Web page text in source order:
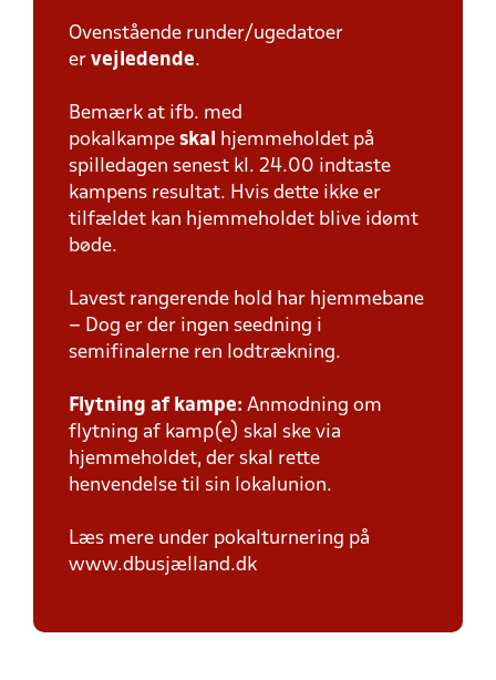
Ovenstående runder/ugedatoer
er vejledende.
Bemærk at ifb. med
pokalkampe skal
hjemmeholdet på
spilledagen senest kl. 24.00 indtaste
kampens resultat. Hvis dette ikke er
tilfældet kan hjemmeholdet blive idømt
bøde.
Lavest rangerende hold har hjemmebane
– Dog er der ingen seedning i
semifinalerne ren lodtrækning.
Flytning af kampe: Anmodning om
flytning af kamp(e) skal ske via
hjemmeholdet, der skal rette
henvendelse til sin lokalunion.
Læs mere under pokalturnering på
www.dbusjælland.dk